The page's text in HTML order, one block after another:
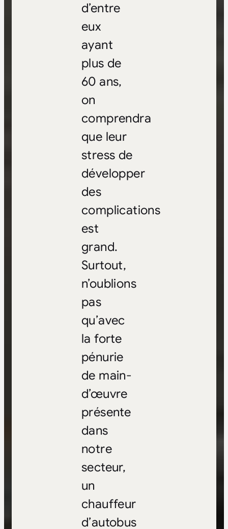
d’entre
eux
ayant
plus de
60 ans,
on
comprendra
que leur
stress de
développer
des
complications
est
grand.
Surtout,
n’oublions
pas
qu’avec
la forte
pénurie
de main-
d’œuvre
présente
dans
notre
secteur,
un
chauffeur
d’autobus